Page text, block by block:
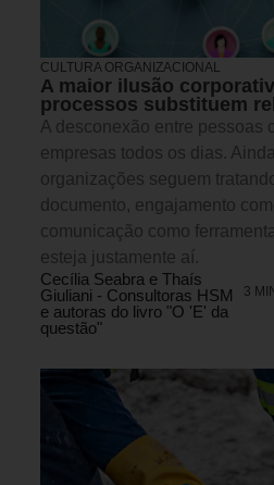
CULTURA ORGANIZACIONAL
A maior ilusão
processos substituem
A desconexão entre pessoas
empresas todos os dias.
organizações seguem
documento, engajamento
comunicação como
esteja justamente aí.
Cecília Seabra e Thaís
Giuliani - Consultoras HSM
e autoras do livro "O 'E' da
questão"
3